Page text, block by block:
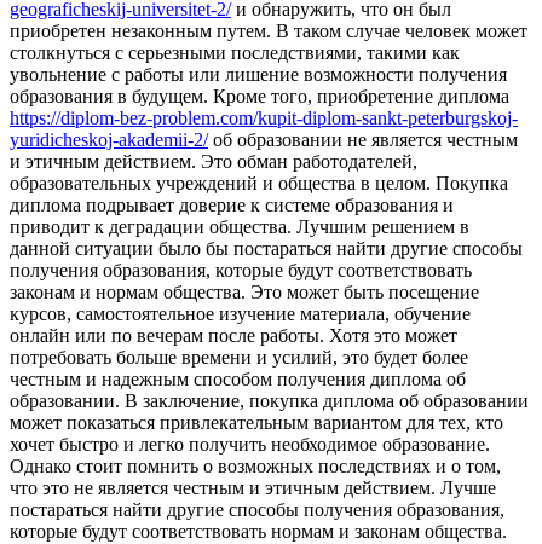
geograficheskij-universitet-2/и обнаружить, что он был
приобретен незаконным путем. В таком случае человек может
столкнуться с серьезными последствиями, такими как
увольнение с работы или лишение возможности получения
образования в будущем. Кроме того, приобретение диплома
https://diplom-bez-problem.com/kupit-diplom-sankt-peterburgskoj-
yuridicheskoj-akademii-2/об образовании не является честным
и этичным действием. Это обман работодателей,
образовательных учреждений и общества в целом. Покупка
диплома подрывает доверие к системе образования и
приводит к деградации общества. Лучшим решением в
данной ситуации было бы постараться найти другие способы
получения образования, которые будут соответствовать
законам и нормам общества. Это может быть посещение
курсов, самостоятельное изучение материала, обучение
онлайн или по вечерам после работы. Хотя это может
потребовать больше времени и усилий, это будет более
честным и надежным способом получения диплома об
образовании. В заключение, покупка диплома об образовании
может показаться привлекательным вариантом для тех, кто
хочет быстро и легко получить необходимое образование.
Однако стоит помнить о возможных последствиях и о том,
что это не является честным и этичным действием. Лучше
постараться найти другие способы получения образования,
которые будут соответствовать нормам и законам общества.